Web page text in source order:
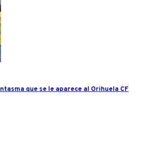
que se le aparece al Orihuela CF